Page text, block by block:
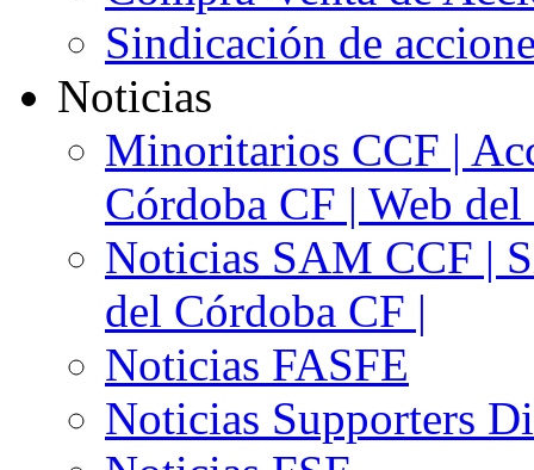
Sindicación de
Noticias
Minoritarios CCF |
Córdoba CF | Web
Noticias SAM CCF |
del Córdoba CF |
Noticias FASFE
Noticias Supporters